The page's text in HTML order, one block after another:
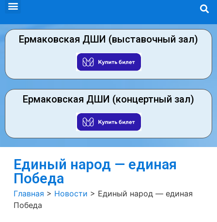
Ермаковская ДШИ (выставочный зал)
Ермаковская ДШИ (концертный зал)
Единый народ — единая
Победа
Главная > Новости > Единый народ — единая
Победа